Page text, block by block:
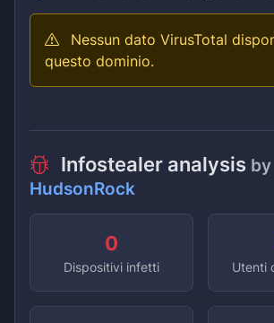
Nessun dato VirusTotal
questo dominio.
Infostealer analysis by
HudsonRock
0
Dispositivi infetti Utenti